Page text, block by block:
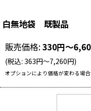
白無地袋 既製品
販売価格:330円～
(税込: 363円～7,260円)
オプションにより価格が変わる場合